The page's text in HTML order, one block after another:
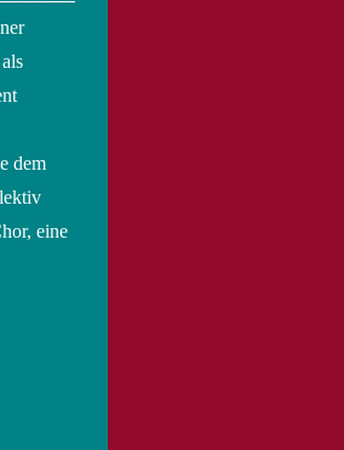
dem
eine